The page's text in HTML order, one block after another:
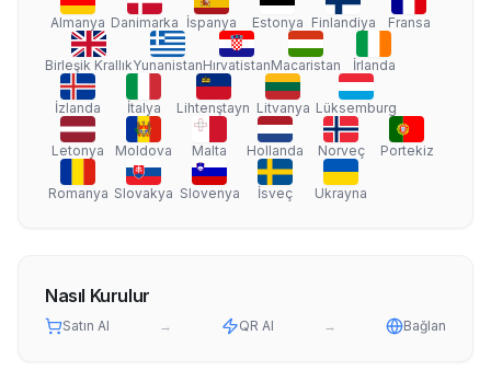
Almanya Danimarka İspanya Estonya Finlandiya Fransa
Birleşik KrallıkYunanistanHırvatistanMacaristan İrlanda
İzlanda İtalya Lihtenştayn Litvanya Lüksemburg
Letonya Moldova Malta Hollanda Norveç Portekiz
Romanya Slovakya Slovenya İsveç Ukrayna
Nasıl Kurulur
Satın Al → QR Al → Bağlan